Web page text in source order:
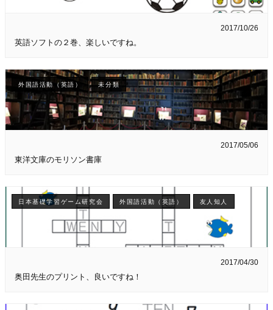
2017/10/26
英語ソフトの２巻、楽しいですね。
2017/05/06
東洋文庫のモリソン書庫
外国語活動（英語） 未分類
2017/04/30
奥田先生のプリント、良いですね！
日本基礎学習ゲーム研究会 外国語活動（英語） 友人知人